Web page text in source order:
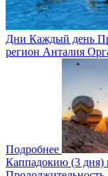
Дни Каждый день
регион Анталия
Подробнее
Каппадокию (3 дня)